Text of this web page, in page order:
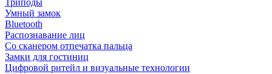
Умный замок
Bluetooth
Распознавание лиц
Со сканером отпечатка пальца
Замки для гостиниц
Цифровой ритейл и визуальные технологии